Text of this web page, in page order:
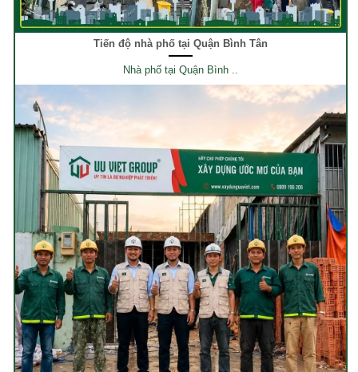
Tiến độ nhà phố tại Quận Bình Tân
Nhà phố tại Quận Bình ..